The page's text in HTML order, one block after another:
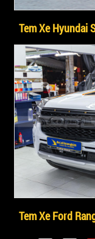
Tem Xe Hyundai
Tem Xe Ford